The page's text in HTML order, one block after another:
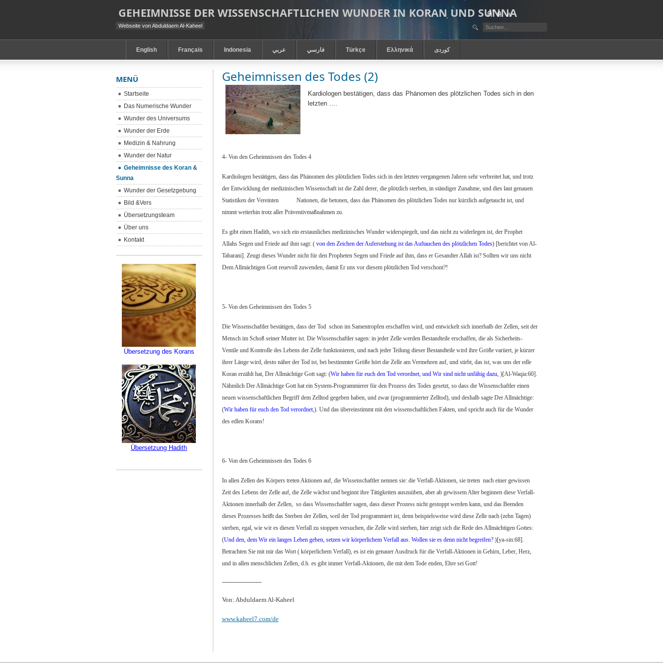
GEHEIMNISSE DER WISSENSCHAFTLICHEN WUNDER IN KORAN UND SUNNA
Webseite von Abduldaem Al-Kaheel
English Français Indonesia عربي فارسي Türkçe Ελληνικά كوردى
Geheimnissen des Todes (2)
Kardiologen bestätigen, dass das Phänomen des plötzlichen Todes sich in den
letzten ….
4- Von den Geheimnissen des Todes 4
Kardiologen bestätigen, dass das Phänomen des plötzlichen Todes sich in den letzten vergangenen Jahren sehr verbreitet hat, und trotz
der Entwicklung der medizinischen Wissenschaft ist die Zahl derer, die plötzlich sterben, in ständiger Zunahme, und dies laut genauen
Statistiken der Vereinten
Nationen, die betonen, dass das Phänomen des plötzlichen Todes nur kürzlich aufgetaucht ist, und
nimmt weiterhin trotz aller Präventivmaßnahmen zu.
Es gibt einen Hadith, wo sich ein erstaunliches medizinisches Wunder widerspiegelt, und das nicht zu widerlegen ist, der Prophet
Allahs Segen und Friede auf ihm sagt: ( von den Zeichen der Auferstehung ist das Auftauchen des plötzlichen Todes) [berichtet von Al-
Tabarani]. Zeugt dieses Wunder nicht für den Propheten Segen und Friede auf ihm, dass er Gesandter Allah ist? Sollten wir uns nicht
Dem Allmächtigen Gott reuevoll zuwenden, damit Er uns vor diesem plötzlichen Tod verschont?!
5- Von den Geheimnissen des Todes 5
Die Wissenschaftler bestätigen, dass der Tod schon im Samentropfen erschaffen wird, und entwickelt sich innerhalb der Zellen, seit der
Mensch im Schoß seiner Mutter ist. Die Wissenschaftler sagen: in jeder Zelle werden Bestandteile erschaffen, die als Sicherheits-
Ventile und Kontrolle des Lebens der Zelle funktionieren, und nach jeder Teilung dieser Bestandteile wird ihre Größe variiert, je kürzer
ihrer Länge wird, desto näher der Tod ist, bei bestimmter Größe hört die Zelle am Vermehren auf, und stirbt, das ist, was uns der edle
Koran erzählt hat, Der Allmächtige Gott sagt: (Wir haben für euch den Tod verordnet, und Wir sind nicht unfähig dazu,)[Al-Waqia:60].
Nähmlich Der Allmächtige Gott hat ein System-Programmierer für den Prozess des Todes gesetzt, so dass die Wissenschaftler einen
neuen wissenschaftlichen Begriff dem Zelltod gegeben haben, und zwar (programmierter Zelltod), und deshalb sagte Der Allmächtige:
(Wir haben für euch den Tod verordnet,). Und das übereinstimmt mit den wissenschaftlichen Fakten, und spricht auch für die Wunder
des edlen Korans!
6- Von den Geheimnissen des Todes 6
In allen Zellen des Körpers treten Aktionen auf, die Wissenschaftler nennen sie: die Verfall-Aktionen, sie treten nach einer gewissen
Zeit des Lebens der Zelle auf, die Zelle wächst und beginnt ihre Tätigkeiten auszuüben, aber ab gewissem Alter beginnen diese Verfall-
Aktionen innerhalb der Zellen, so dass Wissenschaftler sagen, dass dieser Prozess nicht gestoppt werden kann, und das Beenden
dieses Prozesses heißt das Sterben der Zellen, weil der Tod programmiert ist, denn beispielsweise wird diese Zelle nach (zehn Tagen)
sterben, egal, wie wir es diesen Verfall zu stoppen versuchen, die Zelle wird sterben, hier zeigt sich die Rede des Allmächtigen Gottes:
(Und den, dem Wir ein langes Leben geben, setzen wir körperlichem Verfall aus. Wollen sie es denn nicht begreifen? )[ya-sin:68].
Betrachten Sie mit mir das Wort ( körperlichem Verfall), es ist ein genauer Ausdruck für die Verfall-Aktionen in Gehirn, Leber, Herz,
und in allen menschlichen Zellen, d.h. es gibt immer Verfall-Aktionen, die mit dem Tode enden, Ehre sei Gott!
--------------------
Von: Abduldaem Al-Kaheel
www.kaheel7.com/de
MENÜ
Startseite
Das Numerische Wunder
Wunder des Universums
Wunder der Erde
Medizin & Nahrung
Wunder der Natur
Geheimnisse des Koran &
Sunna
Wunder der Gesetzgebung
Bild &Vers
Übersetzungsteam
Über uns
Kontakt
Übersetzung des Korans
Übersetzung Hadith